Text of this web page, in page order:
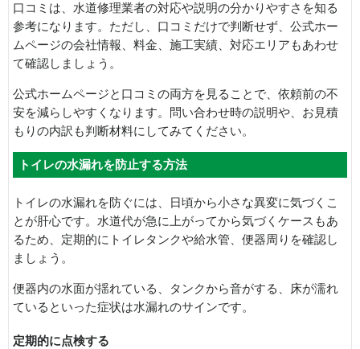
口コミは、水道修理業者の対応や説明の分かりやすさを知る
参考になります。ただし、口コミだけで判断せず、公式ホー
ムページの会社情報、料金、施工実績、対応エリアもあわせ
て確認しましょう。
公式ホームページと口コミの両方を見ることで、依頼前の不
安を減らしやすくなります。問い合わせ時の説明や、お見積
もりの内訳も判断材料にしてみてください。
トイレの水漏れを防止する方法
トイレの水漏れを防ぐには、日頃から小さな異変に気づくこ
とが肝心です。水道代が急に上がってから気づくケースもあ
るため、定期的にトイレタンクや給水管、便器周りを確認し
ましょう。
便器内の水面が揺れている、タンクから音がする、床が濡れ
ているといった症状は水漏れのサインです。
定期的に点検する